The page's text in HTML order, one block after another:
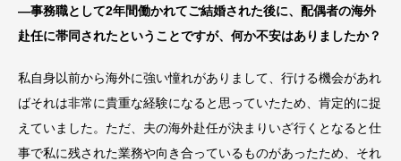
―事務職として2年間働かれてご結婚された後に、配偶者の海外
赴任に帯同されたということですが、何か不安はありましたか？
私自身以前から海外に強い憧れがありまして、行ける機会があれ
ばそれは非常に貴重な経験になると思っていたため、肯定的に捉
えていました。ただ、夫の海外赴任が決まりいざ行くとなると仕
事で私に残された業務や向き合っているものがあったため、それ